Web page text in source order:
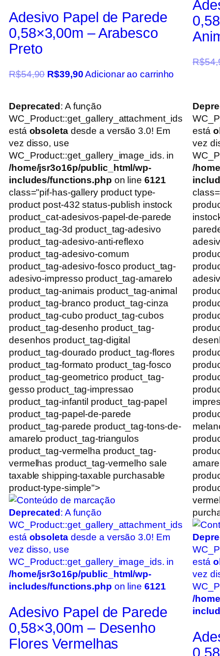
Adesivo Papel de Parede
0,58×3,00m – Arabesco
Preto
R$54,90 R$39,90 Adicionar ao carrinho
R$
Deprecated : A função
WC_Product::get_gallery_attachment_ids
está obsoletadesde a versão 3.0! Em
vez disso, use
WC_Product::get_gallery_image_ids. in
/home/jsr3o16p/public_html/wp-
includes/functions.php on line 6121
class="pif-has-gallery product type-
product post-432 status-publish instock
product_cat-adesivos-papel-de-parede
product_tag-3d product_tag-adesivo
product_tag-adesivo-anti-reflexo
product_tag-adesivo-comum
product_tag-adesivo-fosco product_tag-
adesivo-impresso product_tag-amarelo
product_tag-animais product_tag-animal
product_tag-branco product_tag-cinza
product_tag-cubo product_tag-cubos
product_tag-desenho product_tag-
desenhos product_tag-digital
product_tag-dourado product_tag-flores
product_tag-formato product_tag-fosco
product_tag-geometrico product_tag-
gesso product_tag-impressao
product_tag-infantil product_tag-papel
product_tag-papel-de-parede
product_tag-parede product_tag-tons-de-
amarelo product_tag-triangulos
product_tag-vermelha product_tag-
vermelhas product_tag-vermelho sale
taxable shipping-taxable purchasable
product-type-simple">
Deprecated : A função
WC_Product::get_gallery_attachment_ids
está obsoletadesde a versão 3.0! Em
vez disso, use
WC_Product::get_gallery_image_ids. in
/home/jsr3o16p/public_html/wp-
includes/functions.php on line 6121
Adesivo Papel de Parede
0,58×3,00m – Desenho
Flores Vermelhas
está
vez
/
está
vez
/